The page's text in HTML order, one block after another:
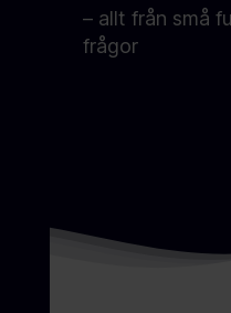
– allt från små
frågor